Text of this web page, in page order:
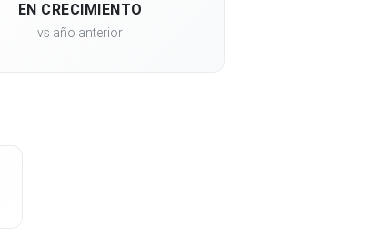
EN CRECIMIENTO
vs año anterior